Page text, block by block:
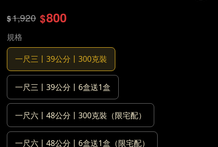
$1,920 $800
規格
一尺三丨39公分丨300克裝
一尺三丨39公分丨6盒送1盒
一尺六丨48公分丨300克裝（限宅配）
一尺六丨48公分丨6盒送1盒（限宅配）